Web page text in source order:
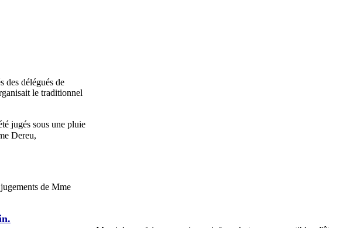
des délégués de
le traditionnel
jugés sous une pluie
Dereu,
de Mme